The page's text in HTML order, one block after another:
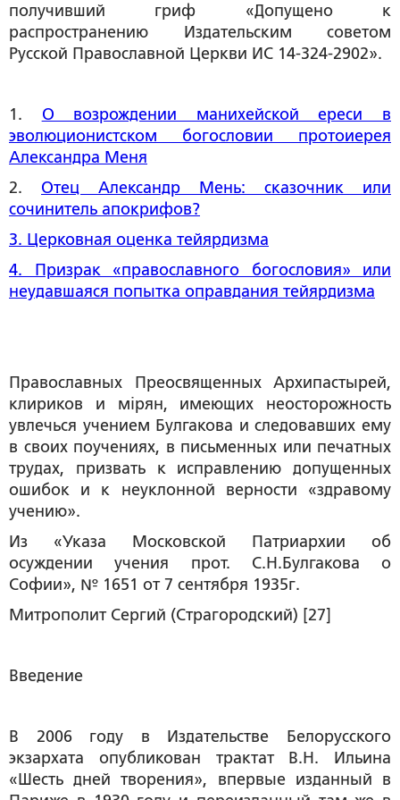
получивший гриф «Допущено к
распространению Издательским советом
Русской Православной Церкви ИС 14-324-2902».
1. О возрождении манихейской ереси в
эволюционистском богословии протоиерея
Александра Меня
2. Отец Александр Мень: сказочник или
сочинитель апокрифов?
3. Церковная оценка тейярдизма
4. Призрак «православного богословия» или
неудавшаяся попытка оправдания тейярдизма
Православных Преосвященных Архипастырей,
клириков и мiрян, имеющих неосторожность
увлечься учением Булгакова и следовавших ему
в своих поучениях, в письменных или печатных
трудах, призвать к исправлению допущенных
ошибок и к неуклонной верности «здравому
учению».
Из «Указа Московской Патриархии об
осуждении учения прот. С.Н.Булгакова о
Софии», № 1651 от 7 сентября 1935г.
Митрополит Сергий (Страгородский) [27]
Введение
В 2006 году в Издательстве Белорусского
экзархата опубликован трактат В.Н. Ильина
«Шесть дней творения», впервые изданный в